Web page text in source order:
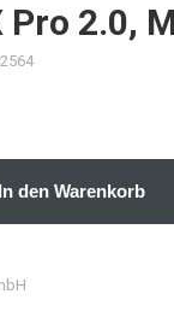
Pro 2.0,
In den Warenkorb